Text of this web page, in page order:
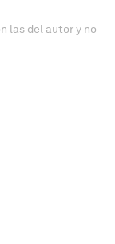
las del autor y no